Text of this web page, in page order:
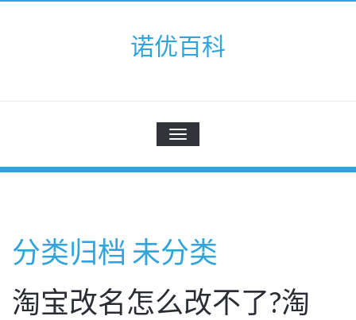
诺优百科
切
换
航
分类归档 未分类
淘宝改名怎么改不了?淘